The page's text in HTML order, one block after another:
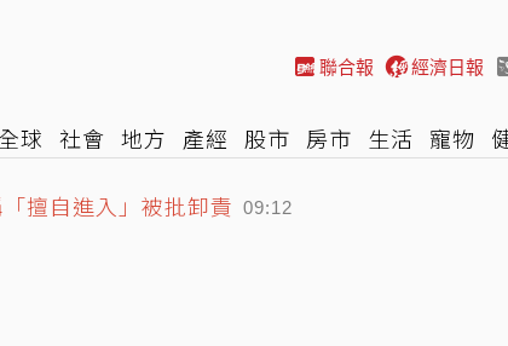
聯合報 經濟日報
球 社會 地方 產經 股市 房市 生活 寵物
擅自進入」被批卸責
情 老虎球迷：當我們笨蛋？